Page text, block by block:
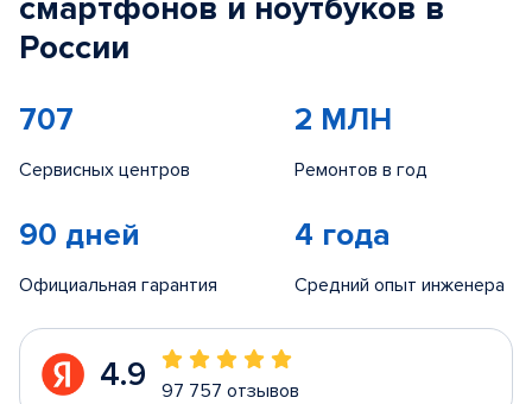
смартфонов и ноутбуков в
России
707
Сервисных центров
2 МЛН
Ремонтов в год
90 дней
Официальная гарантия
4 года
Средний опыт инженера
4.9 97 757 отзывов